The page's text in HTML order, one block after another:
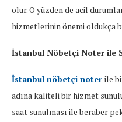
olur. O yüzden de acil
hizmetlerinin önemi oldukça
İstanbul Nöbetçi Noter ile
İstanbul nöbetçi noter ile
adına kaliteli bir hizmet
saat sunulması ile beraber